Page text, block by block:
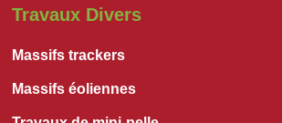
Travaux Divers
Massifs trackers
Massifs éoliennes